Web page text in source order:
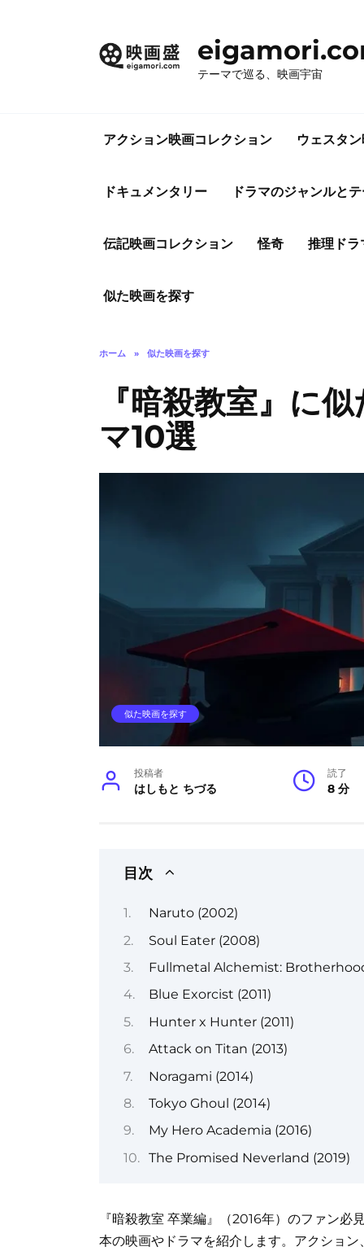
テーマで巡る、映画宇宙
アクション映画コレクション ウェスタ
ドキュメンタリー ドラマのジャンルと
伝記映画コレクション 怪奇 推理ドラ
似た映画を探す
ホーム » 似た映画を探す
『暗殺教室』に
マ10選
似た映画を探す
投稿者
はしもと ちづる
読了
8 分
目次
Naruto (2002)
Soul Eater (2008)
Fullmetal Alchemist:
Blue Exorcist (2011)
Hunter x Hunter (2011)
Attack on Titan (2013)
Noragami (2014)
Tokyo Ghoul (2014)
My Hero Academia (2016)
The Promised Neverland (2019)
『暗殺教室 卒業編』（2016年）のファン
本の映画やドラマを紹介します。アクショ